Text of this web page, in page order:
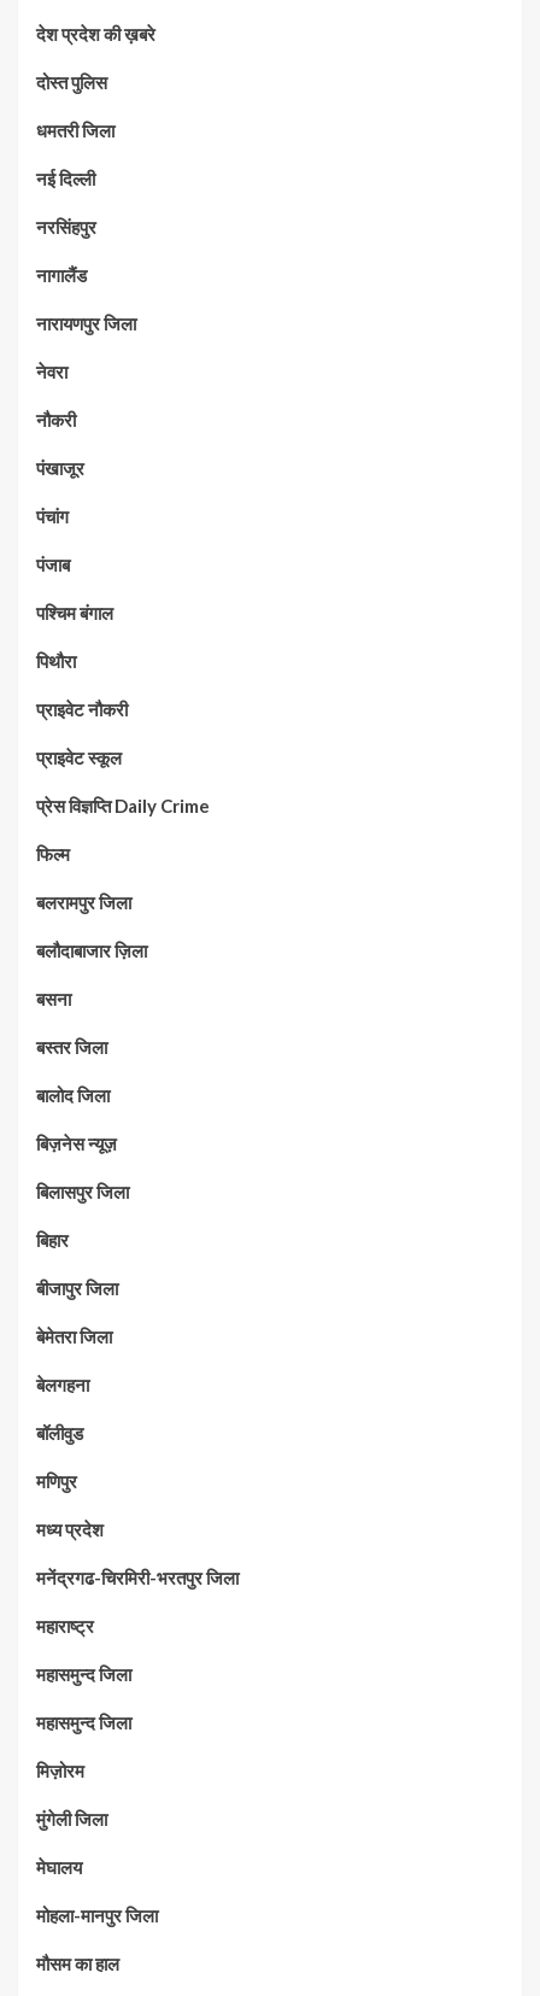
देश प्रदेश की ख़बरे
दोस्त पुलिस
धमतरी जिला
नई दिल्ली
नरसिंहपुर
नागालैंड
नारायणपुर जिला
नेवरा
नौकरी
पंखाजूर
पंचांग
पंजाब
पश्चिम बंगाल
पिथौरा
प्राइवेट नौकरी
प्राइवेट स्कूल
प्रेस विज्ञप्ति Daily Crime
फिल्म
बलरामपुर जिला
बलौदाबाजार ज़िला
बसना
बस्तर जिला
बालोद जिला
बिज़नेस न्यूज़
बिलासपुर जिला
बिहार
बीजापुर जिला
बेमेतरा जिला
बेलगहना
बॉलीवुड
मणिपुर
मध्‍य प्रदेश
मनेंद्रगढ-चिरमिरी-भरतपुर जिला
महाराष्‍ट्र
महासमुन्द जिला
महासमुन्द जिला
मिज़ोरम
मुंगेली जिला
मेघालय
मोहला-मानपुर जिला
मौसम का हाल